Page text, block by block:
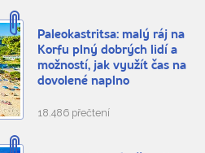
Paleokastritsa: malý ráj na
Korfu plný dobrých lidí a
možností, jak využít čas na
dovolené naplno
18.486 přečtení